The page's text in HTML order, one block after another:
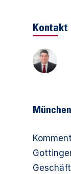
München
Kontakt